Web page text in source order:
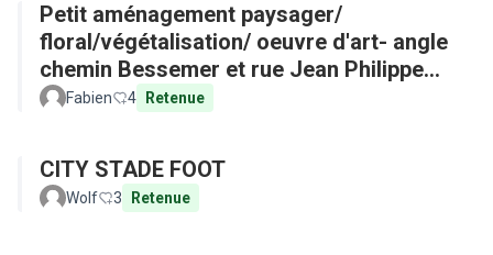
Petit aménagement paysager/
floral/végétalisation/ oeuvre d'art- angle
chemin Bessemer et rue Jean Philippe
Rameau
Fabien 4 Retenue
CITY STADE FOOT
Wolf 3 Retenue